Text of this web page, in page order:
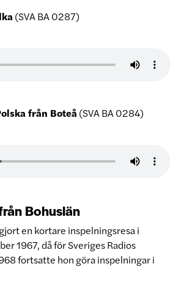
(SVA BA 0287)
från Boteå(SVA BA 0284)
Bohuslän
en kortare inspelningsresa i
1967, då för Sveriges Radios
fortsatte hon göra inspelningar i